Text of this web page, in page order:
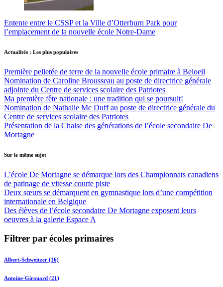
Entente entre le CSSP et la Ville d’Otterburn Park pour
l’emplacement de la nouvelle école Notre-Dame
Actualités : Les plus populaires
Première pelletée de terre de la nouvelle école primaire à Beloeil
Nomination de Caroline Brousseau au poste de directrice générale
adjointe du Centre de services scolaire des Patriotes
Ma première fête nationale : une tradition qui se poursuit!
Nomination de Nathalie Mc Duff au poste de directrice générale du
Centre de services scolaire des Patriotes
Présentation de la Chaise des générations de l’école secondaire De
Mortagne
Sur le même sujet
L’école De Mortagne se démarque lors des Championnats canadiens
de patinage de vitesse courte piste
Deux sœurs se démarquent en gymnastique lors d’une compétition
internationale en Belgique
Des élèves de l’école secondaire De Mortagne exposent leurs
oeuvres à la galerie Espace A
Filtrer par écoles primaires
Albert-Schweitzer (16)
Antoine-Girouard (21)